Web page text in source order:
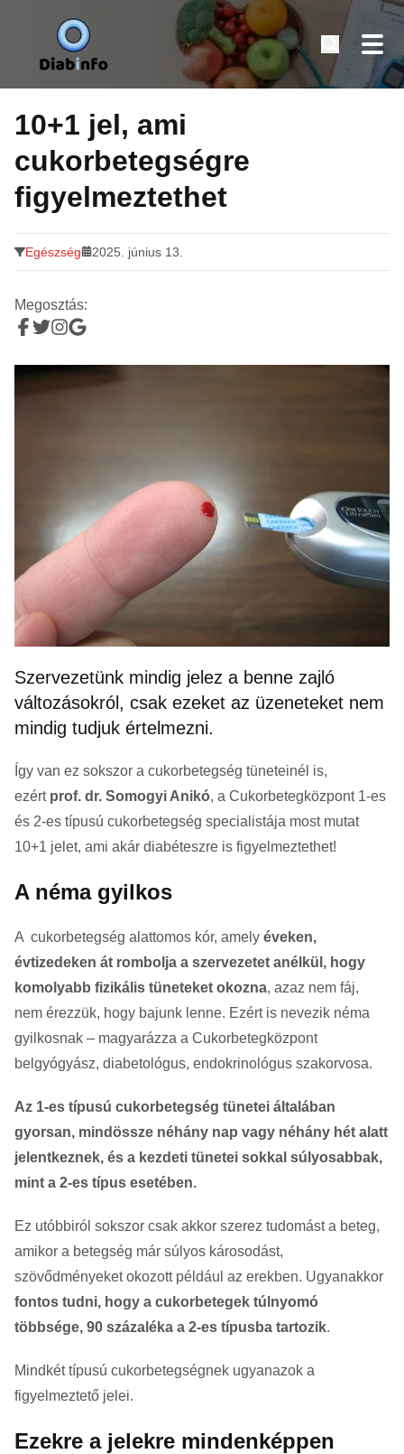
Tovább
tartalomra
Diabinfo.hu – Információk cukorbetegeknek
10+1 jel, ami
cukorbetegségre
figyelmeztethet
Egészség 2025. június 13.
Megosztás:
Szervezetünk mindig jelez a benne zajló
változásokról, csak ezeket az üzeneteket nem
mindig tudjuk értelmezni.
Így van ez sokszor a cukorbetegség tüneteinél is,
ezért prof. dr. Somogyi Anikó, a Cukorbetegközpont 1-es
és 2-es típusú cukorbetegség specialistája most mutat
10+1 jelet, ami akár diabéteszre is figyelmeztethet!
A néma gyilkos
A cukorbetegség alattomos kór, amely éveken,
évtizedeken át rombolja a szervezetet anélkül, hogy
komolyabb fizikális tüneteket okozna, azaz nem fáj,
nem érezzük, hogy bajunk lenne. Ezért is nevezik néma
gyilkosnak – magyarázza a Cukorbetegközpont
belgyógyász, diabetológus, endokrinológus szakorvosa.
Az 1-es típusú cukorbetegség tünetei általában
gyorsan, mindössze néhány nap vagy néhány hét alatt
jelentkeznek, és a kezdeti tünetei sokkal súlyosabbak,
mint a 2-es típus esetében.
Ez utóbbiról sokszor csak akkor szerez tudomást a beteg,
amikor a betegség már súlyos károsodást,
szövődményeket okozott például az erekben. Ugyanakkor
fontos tudni, hogy a cukorbetegek túlnyomó
többsége, 90 százaléka a 2-es típusba tartozik.
Mindkét típusú cukorbetegségnek ugyanazok a
figyelmeztető jelei.
Ezekre a jelekre mindenképpen